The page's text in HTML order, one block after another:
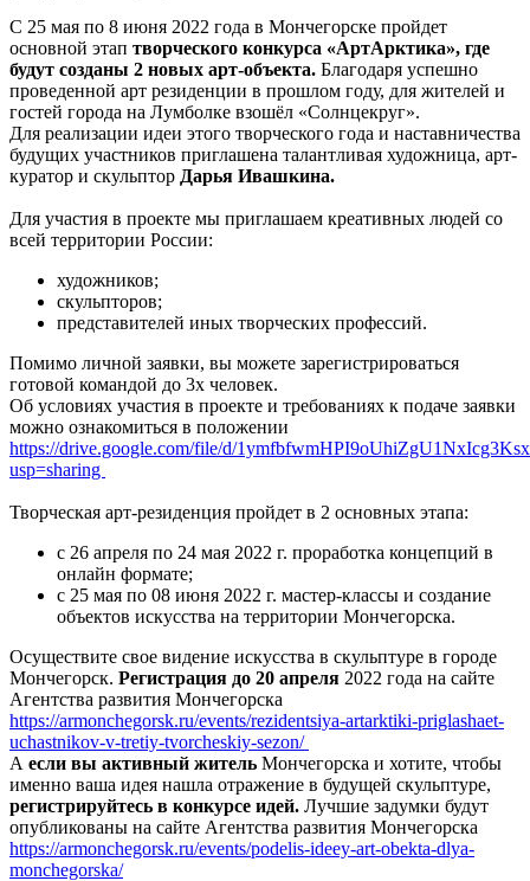
С 25 мая по 8 июня 2022 года в Мончегорске пройдет
основной этап творческого конкурса «АртАрктика», где
будут созданы 2 новых арт-объекта. Благодаря успешно
проведенной арт резиденции в прошлом году, для жителей и
гостей города на Лумболке взошёл «Солнцекруг».
Для реализации идеи этого творческого года и наставничества
будущих участников приглашена талантливая художница, арт-
куратор и скульптор Дарья Ивашкина.
Для участия в проекте мы приглашаем креативных людей со
всей территории России:
художников;
скульпторов;
представителей иных творческих профессий.
Помимо личной заявки, вы можете зарегистрироваться
готовой командой до 3х человек.
Об условиях участия в проекте и требованиях к подаче заявки
можно ознакомиться в положении
https://drive.google.com/file/d/
usp=sharing
Творческая арт-резиденция пройдет в 2 основных этапа:
с 26 апреля по 24 мая 2022 г. проработка концепций в
онлайн формате;
с 25 мая по 08 июня 2022 г. мастер-классы и создание
объектов искусства на территории Мончегорска.
Осуществите свое видение искусства в скульптуре в городе
Мончегорск. Регистрация до 20 апреля 2022 года на сайте
Агентства развития Мончегорска
https://armonchegorsk.ru/events/rezidentsiya-artarktiki-priglashaet-
uchastnikov-v-tretiy-tvorcheskiy-sezon/
А если вы активный житель Мончегорска и хотите, чтобы
именно ваша идея нашла отражение в будущей скульптуре,
регистрируйтесь в конкурсе идей. Лучшие задумки будут
опубликованы на сайте Агентства развития Мончегорска
https://armonchegorsk.ru/events/podelis-ideey-art-obekta-dlya-
monchegorska/